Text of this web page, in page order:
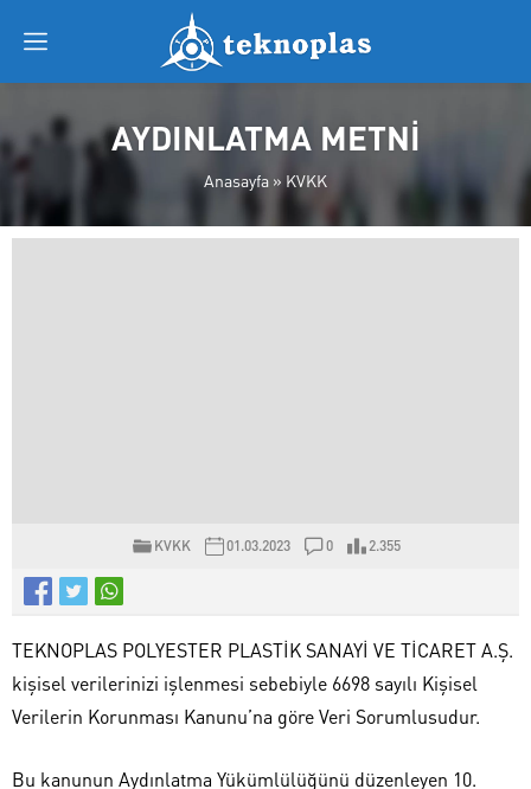
AYDINLATMA METNİ
Anasayfa » KVKK
KVKK 01.03.2023 0 2.355
TEKNOPLAS POLYESTER PLASTİK SANAYİ VE TİCARET A.Ş.
kişisel verilerinizi işlenmesi sebebiyle 6698 sayılı Kişisel
Verilerin Korunması Kanunu’na göre Veri Sorumlusudur.
Bu kanunun Aydınlatma Yükümlülüğünü düzenleyen 10.